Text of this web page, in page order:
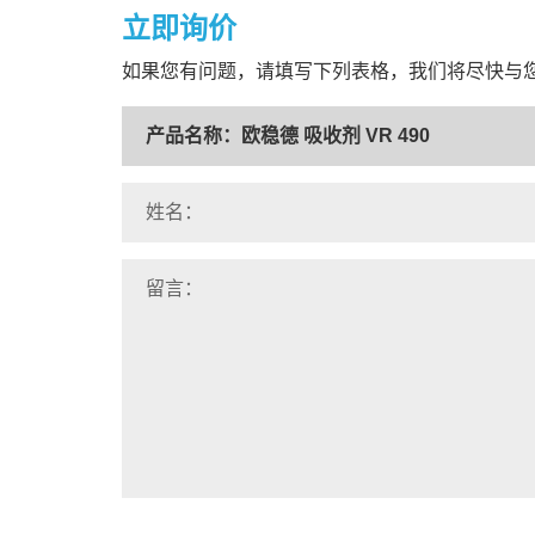
立即询价
如果您有问题，请填写下列表格，我们将尽快与